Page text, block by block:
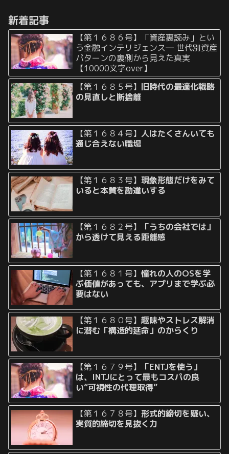
新着記事
【第１６８６号】「資産裏読み」とい
う金融インテリジェンス― 世代別資産
パターンの裏側から見えた真実
【10000文字over】
【第１６８５号】 旧時代の最適化戦略
の見直しと断捨離
【第１６８４号】人はたくさんいても
通じ合えない職場
【第１６８３号】現象形態だけをみて
いると本質を勘違いする
【第１６８２号】
「うちの会社では」
から透けて見える距離感
【第１６８１号】憧れの人のOSを学
ぶ価値があっても、アプリまで学ぶ必
要はない
【第１６８０号】趣味やストレス解消
に潜む「構造的延命」のからくり
【第１６７９号】
「ENTJを使う」
は、INTJにとって最もコスパの良
い“可視性の代理取得”
【第１６７８号】形式的締切を疑い、
実質的締切を見抜く力